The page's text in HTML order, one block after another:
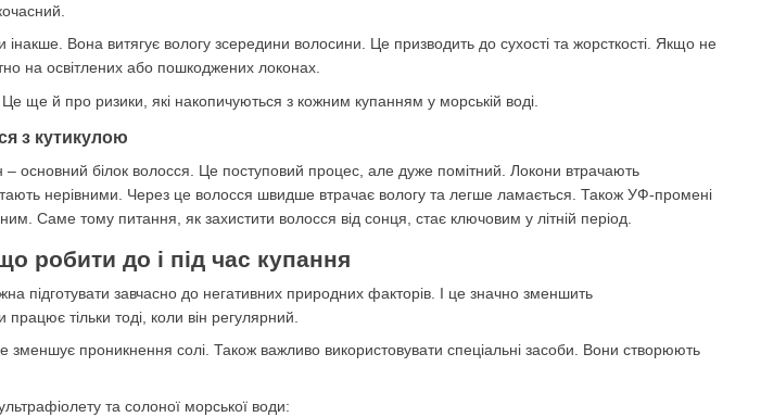
Вона витягує вологу зсередини волосини. Це призводить до сухості та жорсткості. Якщо не
на освітлених або пошкоджених локонах.
ще й про ризики, які накопичуються з кожним купанням у морській воді.
з кутикулою
основний білок волосся. Це поступовий процес, але дуже помітний. Локони втрачають
нерівними. Через це волосся швидше втрачає вологу та легше ламається. Також УФ-промені
Саме тому питання, як захистити волосся від сонця, стає ключовим у літній період.
робити до і під час купання
підготувати завчасно до негативних природних факторів. І це значно зменшить
тільки тоді, коли він регулярний.
проникнення солі. Також важливо використовувати спеціальні засоби. Вони створюють
та солоної морської води: